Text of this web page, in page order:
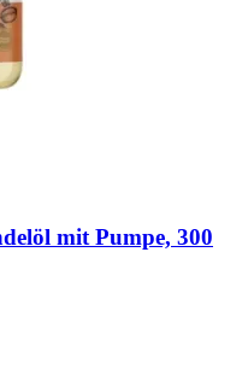
mit Pumpe, 300